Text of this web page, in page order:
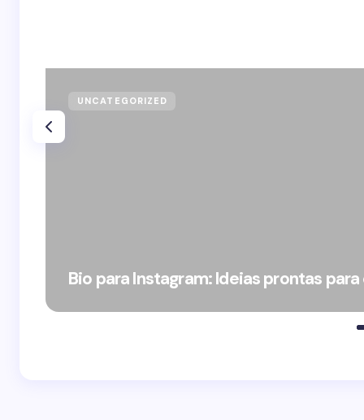
UNCATEGORIZED
Bio para Instagram: Ideias prontas